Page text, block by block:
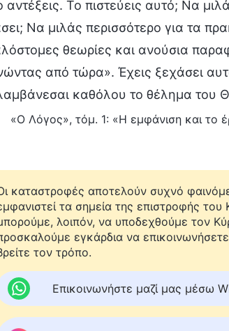
αντέξεις. Το πιστεύεις αυτό; Να
Να μιλάς περισσότερο για τα
θεωρίες και ανούσια
από τώρα». Έχεις ξεχάσει
καθόλου το θέλημα του
«Ο Λόγος», τόμ. 1: «Η εμφάνιση και το
καταστροφές αποτελούν συχνό
τα σημεία της επιστροφής του
λοιπόν, να υποδεχθούμε τον
εγκάρδια να
τον τρόπο.
Επικοινωνήστε μαζί μας μέσω